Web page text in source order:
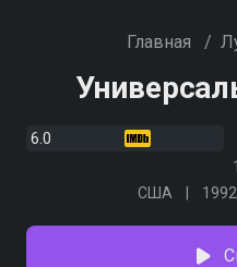
Главная /
6.0
США
1992